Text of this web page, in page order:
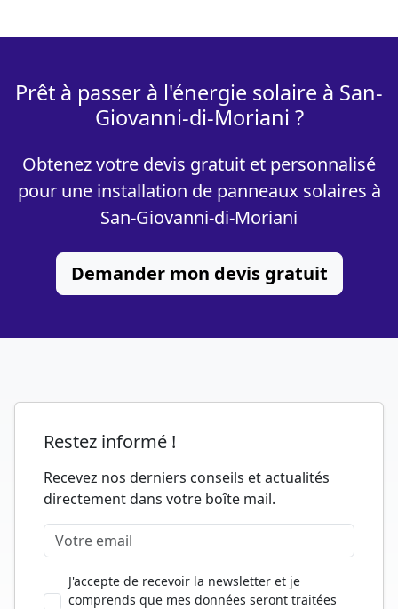
Prêt à passer à l'énergie solaire à San-
Giovanni-di-Moriani ?
Obtenez votre devis gratuit et personnalisé
pour une installation de panneaux solaires à
San-Giovanni-di-Moriani
Demander mon devis gratuit
Restez informé !
Recevez nos derniers conseils et actualités
directement dans votre boîte mail.
J'accepte de recevoir la newsletter et je
comprends que mes données seront traitées